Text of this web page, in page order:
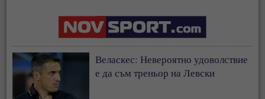
Веласкес: Невероятно удоволствие
е да съм треньор на Левски